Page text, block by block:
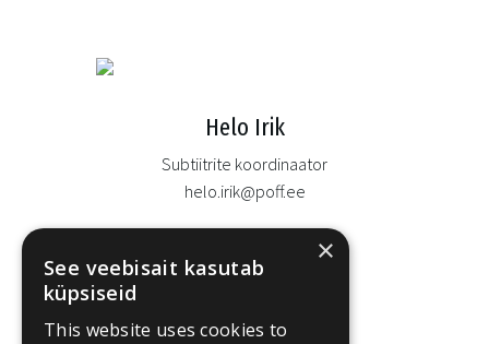
Helo Irik
Subtiitrite koordinaator
helo.irik@poff.ee
×
See veebisait kasutab
küpsiseid
This website uses cookies to